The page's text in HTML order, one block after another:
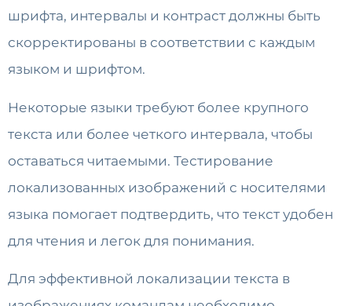
шрифта, интервалы и контраст должны быть
скорректированы в соответствии с каждым
языком и шрифтом.
Некоторые языки требуют более крупного
текста или более четкого интервала, чтобы
оставаться читаемыми. Тестирование
локализованных изображений с носителями
языка помогает подтвердить, что текст удобен
для чтения и легок для понимания.
Для эффективной локализации текста в